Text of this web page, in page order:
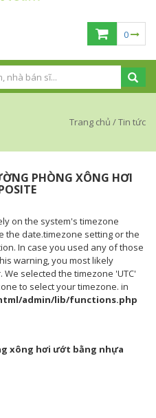
0
Trang chủ /Tin tức
PHÒNG XÔNG HƠI
on the system's timezone
the date.timezone setting or the
In case you used any of those
warning, you most likely
selected the timezone 'UTC'
to select your timezone. in
admin/lib/functions.php
xông hơi ướt bằng nhựa